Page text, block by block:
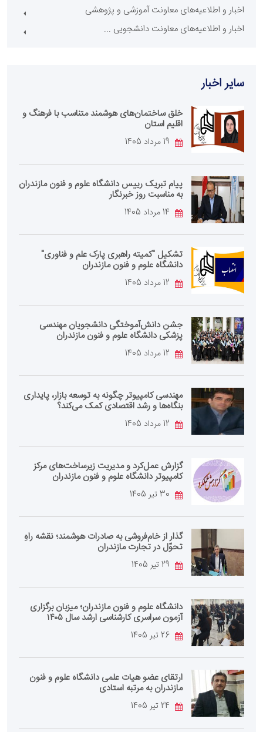
اخبار و اطلاعیه‌های معاونت آموزشی و پژوهشی
اخبار و اطلاعیه‌های معاونت دانشجویی ...
سایر اخبار
خلق ساختمان‌های هوشمند متناسب با فرهنگ و
اقلیم استان
پیام تبریک رییس دانشگاه علوم و فنون مازندران
به مناسبت روز خبرنگار
تشکیل "کمیته راهبری پارک علم و فناوری"
دانشگاه علوم و فنون مازندران
جشن دانش‌آموختگی دانشجویان مهندسی
پزشکی دانشگاه علوم و فنون مازندران
مهندسی کامپیوتر چگونه به توسعه بازار، پایداری
بنگاه‌ها و رشد اقتصادی کمک می‌کند؟
گزارش عمل‌کرد و مدیریت زیرساخت‌های مرکز
کامپیوتر دانشگاه علوم و فنون مازندران
گذار از خام‌فروشی به صادرات هوشمند؛ نقشه راهِ
تحوّل در تجارت مازندران
دانشگاه علوم و فنون مازندران؛ میزبان برگزاری
آزمون سراسری کارشناسی‌ ارشد سال ۱۴۰۵
ارتقای عضو هیات علمی دانشگاه علوم و فنون
مازندران به مرتبه استادی